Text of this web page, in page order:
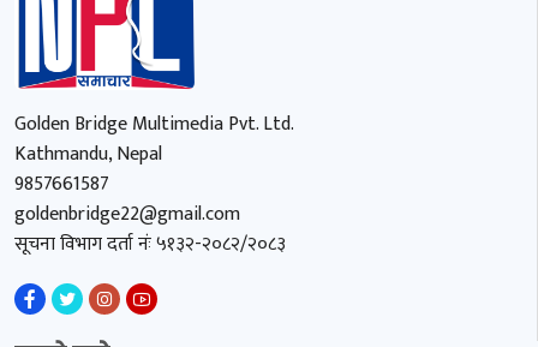
Golden Bridge Multimedia Pvt. Ltd.
Kathmandu, Nepal
9857661587
goldenbridge22@gmail.com
सूचना विभाग दर्ता नंः ५१३२-२०८२/२०८३